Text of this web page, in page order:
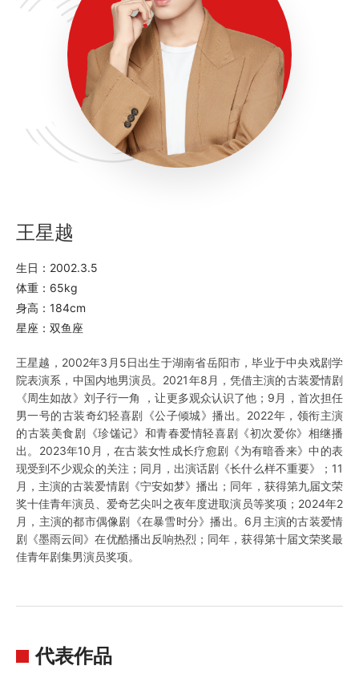
王星越
生日：2002.3.5
体重：65kg
身高：184cm
星座：双鱼座
王星越，2002年3月5日出生于湖南省岳阳市，毕业于中央戏剧学
院表演系，中国内地男演员。2021年8月，凭借主演的古装爱情剧
《周生如故》刘子行一角 ，让更多观众认识了他；9月，首次担任
男一号的古装奇幻轻喜剧《公子倾城》播出。2022年，领衔主演
的古装美食剧《珍馐记》和青春爱情轻喜剧《初次爱你》相继播
出。2023年10月，在古装女性成长疗愈剧《为有暗香来》中的表
现受到不少观众的关注；同月，出演话剧《长什么样不重要》；11
月，主演的古装爱情剧《宁安如梦》播出；同年，获得第九届文荣
奖十佳青年演员、爱奇艺尖叫之夜年度进取演员等奖项；2024年2
月，主演的都市偶像剧《在暴雪时分》播出。6月主演的古装爱情
剧《墨雨云间》在优酷播出反响热烈；同年，获得第十届文荣奖最
佳青年剧集男演员奖项。
代表作品